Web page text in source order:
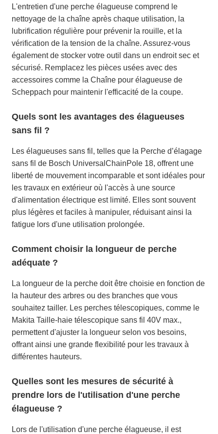
L'entretien d'une perche élagueuse comprend le
nettoyage de la chaîne après chaque utilisation, la
lubrification régulière pour prévenir la rouille, et la
vérification de la tension de la chaîne. Assurez-vous
également de stocker votre outil dans un endroit sec et
sécurisé. Remplacez les pièces usées avec des
accessoires comme la Chaîne pour élagueuse de
Scheppach pour maintenir l'efficacité de la coupe.
Quels sont les avantages des élagueuses
sans fil ?
Les élagueuses sans fil, telles que la Perche d’élagage
sans fil de Bosch UniversalChainPole 18, offrent une
liberté de mouvement incomparable et sont idéales pour
les travaux en extérieur où l'accès à une source
d'alimentation électrique est limité. Elles sont souvent
plus légères et faciles à manipuler, réduisant ainsi la
fatigue lors d'une utilisation prolongée.
Comment choisir la longueur de perche
adéquate ?
La longueur de la perche doit être choisie en fonction de
la hauteur des arbres ou des branches que vous
souhaitez tailler. Les perches télescopiques, comme le
Makita Taille-haie télescopique sans fil 40V max.,
permettent d'ajuster la longueur selon vos besoins,
offrant ainsi une grande flexibilité pour les travaux à
différentes hauteurs.
Quelles sont les mesures de sécurité à
prendre lors de l'utilisation d'une perche
élagueuse ?
Lors de l'utilisation d'une perche élagueuse, il est